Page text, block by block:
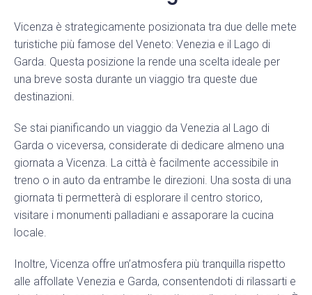
Vicenza è strategicamente posizionata tra due delle mete
turistiche più famose del Veneto: Venezia e il Lago di
Garda. Questa posizione la rende una scelta ideale per
una breve sosta durante un viaggio tra queste due
destinazioni.
Se stai pianificando un viaggio da Venezia al Lago di
Garda o viceversa, considerate di dedicare almeno una
giornata a Vicenza. La città è facilmente accessibile in
treno o in auto da entrambe le direzioni. Una sosta di una
giornata ti permetterà di esplorare il centro storico,
visitare i monumenti palladiani e assaporare la cucina
locale.
Inoltre, Vicenza offre un’atmosfera più tranquilla rispetto
alle affollate Venezia e Garda, consentendoti di rilassarti e